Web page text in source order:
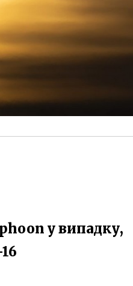
у випадку,